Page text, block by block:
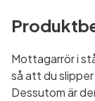
Mottagarrör i
så att du
Dessutom är